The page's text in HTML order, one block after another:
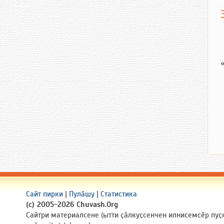
Сайт пирки | Пулӑшу | Статистика
(c) 2005-2026 Chuvash.Org
Сайтри материалсене (ытти ҫӑлкуҫсенчен илнисемсӗр